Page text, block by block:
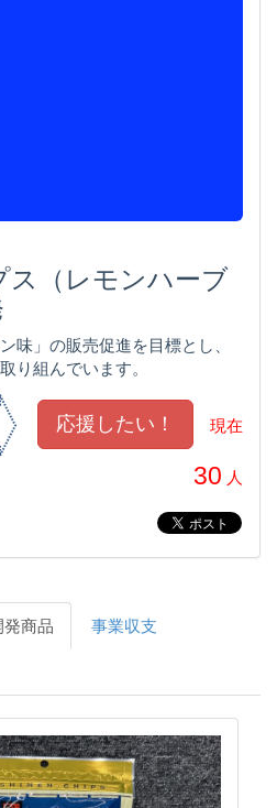
ス（レモンハーブ
味」の販売促進を目標とし、
り組んでいます。
現在
30 人
発商品 事業収支